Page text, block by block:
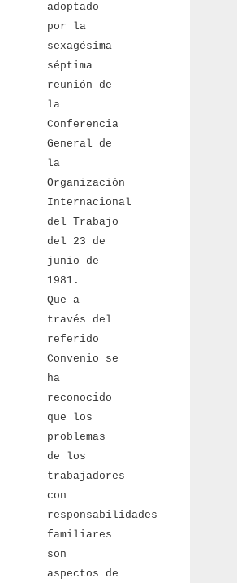
adoptado
por la
sexagésima
séptima
reunión de
la
Conferencia
General de
la
Organización
Internacional
del Trabajo
del 23 de
junio de
1981.
Que a
través del
referido
Convenio se
ha
reconocido
que los
problemas
de los
trabajadores
con
responsabilidades
familiares
son
aspectos de